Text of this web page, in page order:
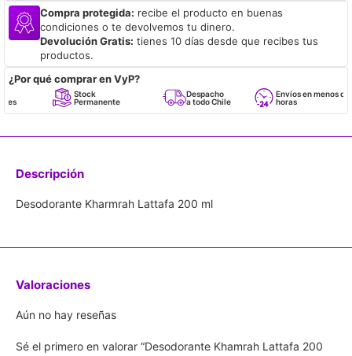
Compra protegida: recibe el producto en buenas
condiciones o te devolvemos tu dinero.
Devolución Gratis: tienes 10 días desde que recibes tus
productos.
¿Por qué comprar en VyP?
Stock
Permanente
Despacho
a todo Chile
Envíos en menos de 24
horas
Descripción
Desodorante Kharmrah Lattafa 200 ml
Valoraciones
Aún no hay reseñas
Sé el primero en valorar “Desodorante Khamrah Lattafa 200